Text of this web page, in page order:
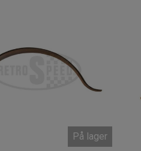
På lager